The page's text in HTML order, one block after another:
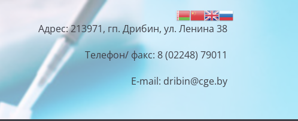
Адрес: 213971, гп. Дрибин, ул. Ленина 38
Телефон/ факс: 8 (02248) 79011
E-mail: dribin@cge.by